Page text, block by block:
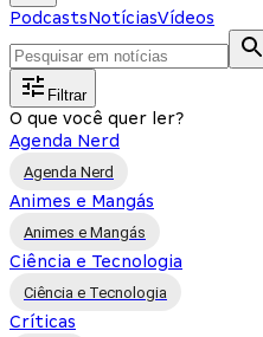
PodcastsNotíciasVídeos
Filtrar
O que você quer ler?
Agenda Nerd
Agenda Nerd
Animes e Mangás
Animes e Mangás
Ciência e Tecnologia
Ciência e Tecnologia
Críticas